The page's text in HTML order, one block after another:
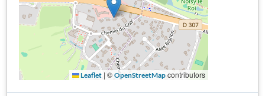
Leaflet | ©OpenStreetMap contributors